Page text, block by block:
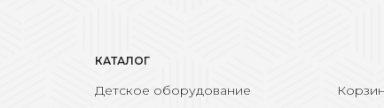
КАТАЛОГ
Детское оборудование